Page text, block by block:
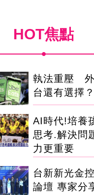
HOT焦點
執法重壓
台還有選擇？
AI時代!培養
思考.解決問
力更重要
台新新光金
論壇 專家分